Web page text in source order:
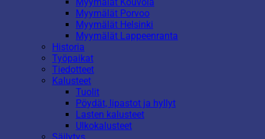
Myymälät Porvoo
Myymälät Helsinki
Myymälät Lappeenranta
Historia
Työpaikat
Tiedotteet
Kalusteet
Tuolit
Pöydät, lipastot ja hyllyt
Lasten kalusteet
Ulkokalusteet